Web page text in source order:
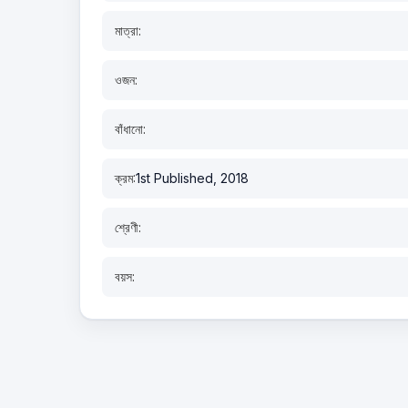
মাত্রা:
ওজন:
বাঁধানো:
ক্রম:1st Published, 2018
শ্রেণী:
বয়স: